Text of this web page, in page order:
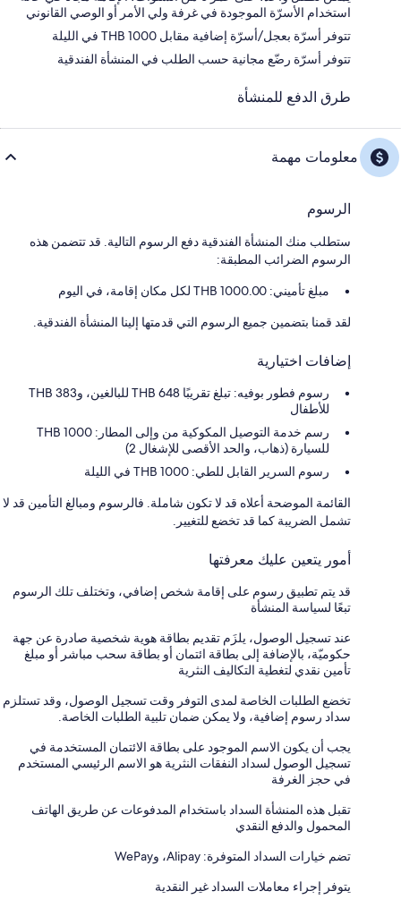
استخدام الأسرّة الموجودة في غرفة ولي الأمر أو الوصي القانوني
تتوفر أسرّة بعجل/أسرّة إضافية مقابل THB 1000 في الليلة
تتوفر أسرّة رضّع مجانية حسب الطلب في المنشأة الفندقية
طرق الدفع للمنشأة
معلومات مهمة
الرسوم
ستطلب منك المنشأة الفندقية دفع الرسوم التالية. قد تتضمن هذه
الرسوم الضرائب المطبقة:
مبلغ تأميني: 1000.00 THB لكل مكان إقامة، في اليوم
لقد قمنا بتضمين جميع الرسوم التي قدمتها إلينا المنشأة الفندقية.
إضافات اختيارية
رسوم فطور بوفيه: تبلغ تقريبًا THB 648 للبالغين، وTHB 383
للأطفال
رسم خدمة التوصيل المكوكية من وإلى المطار: 1000 THB
للسيارة (ذهاب، والحد الأقصى للإشغال 2)
رسوم السرير القابل للطي: 1000 THB في الليلة
القائمة الموضحة أعلاه قد لا تكون شاملة. فالرسوم ومبالغ التأمين قد لا
تشمل الضريبة كما قد تخضع للتغيير.
أمور يتعين عليك معرفتها
قد يتم تطبيق رسوم على إقامة شخص إضافي، وتختلف تلك الرسوم
تبعًا لسياسة المنشأة
عند تسجيل الوصول، يلزَم تقديم بطاقة هوية شخصية صادرة عن جهة
حكوميّة، بالإضافة إلى بطاقة ائتمان أو بطاقة سحب مباشر أو مبلغ
تأمين نقدي لتغطية التكاليف النثرية
تخضع الطلبات الخاصة لمدى التوفر وقت تسجيل الوصول، وقد تستلزم
سداد رسوم إضافية، ولا يمكن ضمان تلبية الطلبات الخاصة.
يجب أن يكون الاسم الموجود على بطاقة الائتمان المستخدمة في
تسجيل الوصول لسداد النفقات النثرية هو الاسم الرئيسي المستخدم
في حجز الغرفة
تقبل هذه المنشأة السداد باستخدام المدفوعات عن طريق الهاتف
المحمول والدفع النقدي
تضم خيارات السداد المتوفرة: Alipay، وWePay
يتوفر إجراء معاملات السداد غير النقدية